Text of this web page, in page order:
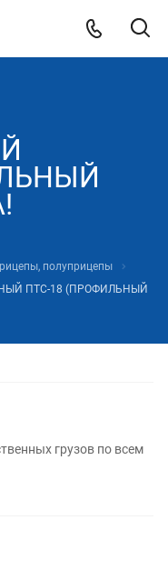
полуприцепы
ПТС-18 (ПРОФИЛЬНЫЙ
грузов по всем